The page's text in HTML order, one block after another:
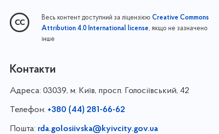
Весь контент доступний за ліцензією Creative Commons
Attribution 4.0 International license, якщо не зазначено
інше
Контакти
Адреса: 03039, м. Київ, просп. Голосіївський, 42
Телефон: +380 (44) 281-66-62
Пошта: rda.golosiivska@kyivcity.gov.ua